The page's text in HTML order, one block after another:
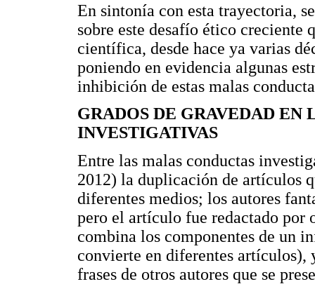
En sintonía con esta trayectoria,
sobre este desafío ético creciente
científica, desde hace ya varias
poniendo en evidencia algunas
inhibición de estas malas
GRADOS DE GRAVEDAD EN
INVESTIGATIVAS
Entre las malas conductas
2012) la duplicación de artículos
diferentes medios; los autores
pero el artículo fue redactado por
combina los componentes de un
convierte en diferentes
frases de otros autores que se